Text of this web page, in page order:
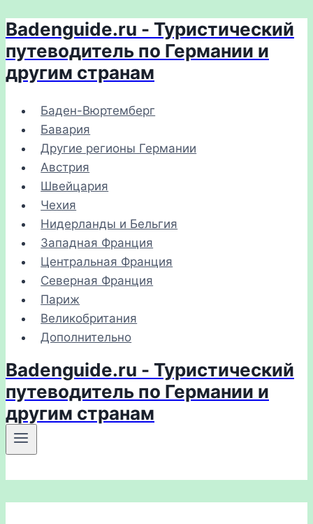
Перейти
к
содержимому
Badenguide.ru - Туристический
путеводитель по Германии и
другим странам
Баден-Вюртемберг
Бавария
Другие регионы Германии
Австрия
Швейцария
Чехия
Нидерланды и Бельгия
Западная Франция
Центральная Франция
Северная Франция
Париж
Великобритания
Дополнительно
Badenguide.ru - Туристический
путеводитель по Германии и
другим странам